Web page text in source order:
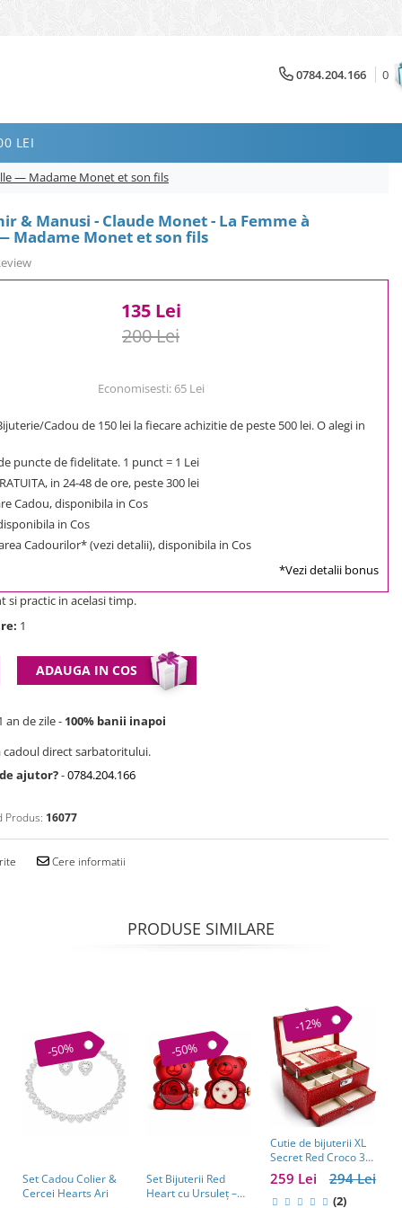
0784.204.166 0
LEI
— Madame Monet et son fils
& Manusi - Claude Monet - La Femme à
Madame Monet et son fils
135 Lei
200 Lei
Economisesti: 65 Lei
Cadou de 150 lei la fiecare achizitie de peste 500 lei. O alegi in
puncte de fidelitate. 1 punct = 1 Lei
in 24-48 de ore, peste 300 lei
Cadou, disponibila in Cos
in Cos
Cadourilor* (vezi detalii), disponibila in Cos
*Vezi detalii bonus
si practic in acelasi timp.
1
ADAUGA IN COS
an de zile - 100% banii inapoi
cadoul direct sarbatoritului.
ajutor?-0784.204.166
Produs: 16077
Cere informatii
PRODUSE SIMILARE
-50%
Set Cadou Colier &
Cercei Hearts Ari
-50%
Set Bijuterii Red
Heart cu Ursuleț –
-12%
Cutie de bijuterii XL
Secret Red Croco 30
cm X 20 cm
294 Lei
259 Lei
(2)